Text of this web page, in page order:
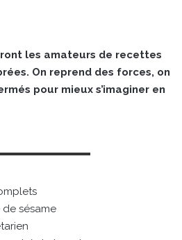
les amateurs de recettes
On reprend des forces, on
pour mieux s’imaginer en
de sésame